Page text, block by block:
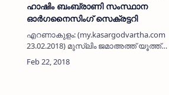
ഹാഷിം ബംബ്രാണി സംസ്ഥാന
ഓര്‍ഗനൈസിംഗ് സെക്രട്ടറി
എറണാകുളം: (my.kasargodvartha.com
23.02.2018) മുസ്ലിം ജമാഅത്ത് യൂത്ത്
കൗണ്‍സില്‍ സംസ്ഥാന ഓര്‍ഗനൈസിംഗ്
സെക്രട്ടറിയായി ഹാഷിം ബംബ്രാണിയെ